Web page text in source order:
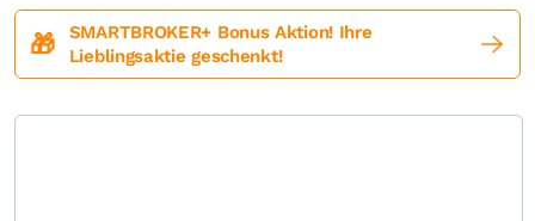
🎁
SMARTBROKER+ Bonus Aktion! Ihre
Lieblingsaktie geschenkt!